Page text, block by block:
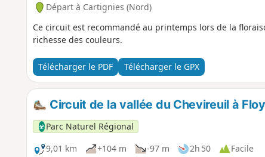
Départ à Cartignies (Nord)
Ce circuit est recommandé au printemps lors de la
richesse des couleurs.
Télécharger le PDF Télécharger le GPX
Circuit de la vallée du Chevireuil à
Parc Naturel Régional
9,01 km
+104 m -97 m 2h 50
Facile